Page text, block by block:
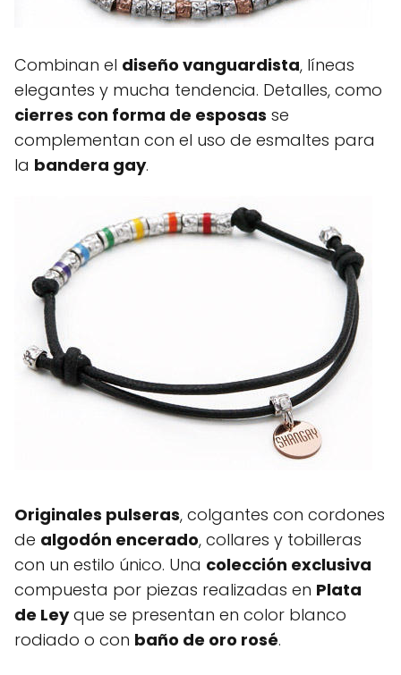
Combinan el diseño vanguardista, líneas
elegantes y mucha tendencia. Detalles, como
cierres con forma de esposas se
complementan con el uso de esmaltes para
la bandera gay.
Originales pulseras, colgantes con cordones
de algodón encerado, collares y tobilleras
con un estilo único. Una colección exclusiva
compuesta por piezas realizadas en Plata
de Leyque se presentan en color blanco
rodiado o con baño de oro rosé.